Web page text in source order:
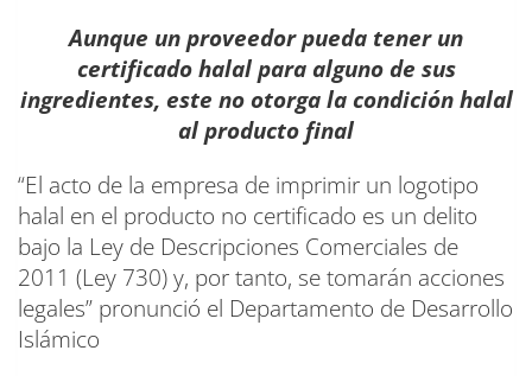
Aunque un proveedor pueda tener un
certificado halal para alguno de sus
ingredientes, este no otorga la condición halal
al producto final
“El acto de la empresa de imprimir un logotipo
halal en el producto no certificado es un delito
bajo la Ley de Descripciones Comerciales de
2011 (Ley 730) y, por tanto, se tomarán acciones
legales” pronunció el Departamento de Desarrollo
Islámico